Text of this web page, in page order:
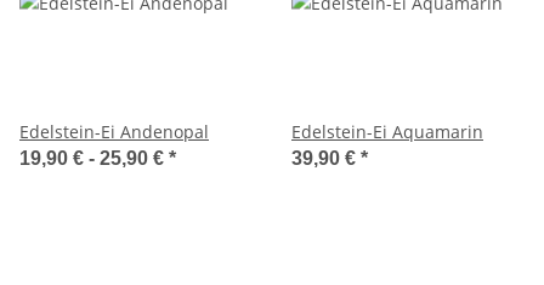
Edelstein-Ei Andenopal
19,90 € - 25,90 € *
Edelstein-Ei Aquamarin
39,90 € *